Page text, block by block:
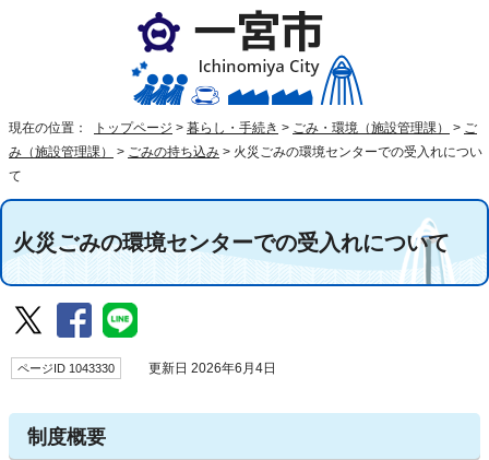
現在の位置： トップページ > 暮らし・手続き > ごみ・環境（施設管理課） > ご
み（施設管理課）
> ごみの持ち込み > 火災ごみの環境センターでの受入れについ
て
火災ごみの環境センターでの受入れについて
ページID 1043330 更新日 2026年6月4日
制度概要